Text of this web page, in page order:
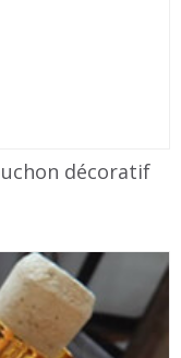
décoratif